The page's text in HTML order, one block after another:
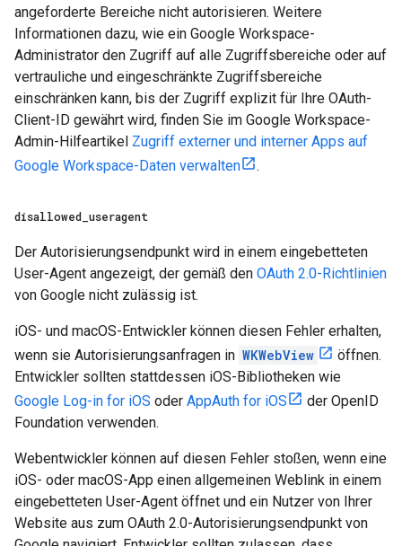
angeforderte Bereiche nicht autorisieren. Weitere
Informationen dazu, wie ein Google Workspace-
Administrator den Zugriff auf alle Zugriffsbereiche oder auf
vertrauliche und eingeschränkte Zugriffsbereiche
einschränken kann, bis der Zugriff explizit für Ihre OAuth-
Client-ID gewährt wird, finden Sie im Google Workspace-
Admin-Hilfeartikel Zugriff externer und interner Apps auf
Google Workspace-Daten verwalten
.
disallowed useragent
Der Autorisierungsendpunkt wird in einem eingebetteten
User-Agent angezeigt, der gemäß den OAuth 2.0-Richtlinien
von Google nicht zulässig ist.
iOS- und macOS-Entwickler können diesen Fehler erhalten,
wenn sie Autorisierungsanfragen in WKWebView
öffnen.
Entwickler sollten stattdessen iOS-Bibliotheken wie
Google Log-in for iOS oder AppAuth for iOS
der OpenID
Foundation verwenden.
Webentwickler können auf diesen Fehler stoßen, wenn eine
iOS- oder macOS-App einen allgemeinen Weblink in einem
eingebetteten User-Agent öffnet und ein Nutzer von Ihrer
Website aus zum OAuth 2.0-Autorisierungsendpunkt von